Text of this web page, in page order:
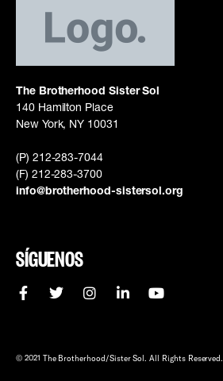
The Brotherhood Sister Sol
140 Hamilton Place
New York, NY 10031
(P) 212-283-7044
(F) 212-283-3700
info@brotherhood-sistersol.org
SÍGUENOS
© 2021 The Brotherhood/Sister Sol. All Rights Reserved.